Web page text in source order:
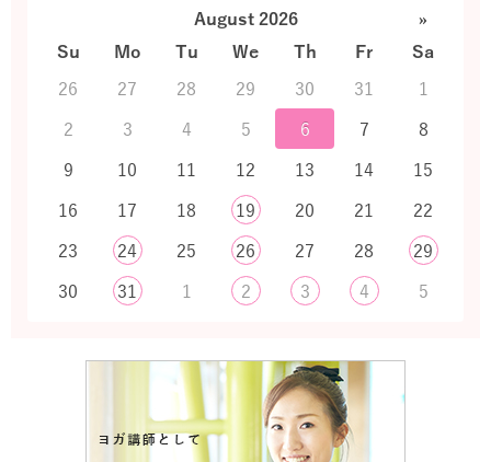
August 2026
»
Su
Mo Tu We Th Fr
Sa
26
27 28 29 30 31
1
2
3 4 5 6 7
8
9
10 11 12 13 14
15
16
17 18 19 20 21
22
23
24 25 26 27 28
29
30
31 1 2 3 4 5